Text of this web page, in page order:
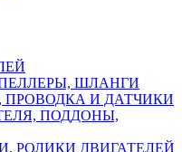
ШЛАНГИ
ПРОВОДКА И ДАТЧИКИ
ПОДДОНЫ,
РОЛИКИ ДВИГАТЕЛЕЙ